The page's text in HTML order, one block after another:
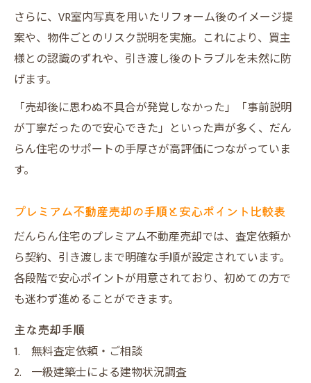
さらに、VR室内写真を用いたリフォーム後のイメージ提
案や、物件ごとのリスク説明を実施。これにより、買主
様との認識のずれや、引き渡し後のトラブルを未然に防
げます。
「売却後に思わぬ不具合が発覚しなかった」「事前説明
が丁寧だったので安心できた」といった声が多く、だん
らん住宅のサポートの手厚さが高評価につながっていま
す。
プレミアム不動産売却の手順と安心ポイント比較表
だんらん住宅のプレミアム不動産売却では、査定依頼か
ら契約、引き渡しまで明確な手順が設定されています。
各段階で安心ポイントが用意されており、初めての方で
も迷わず進めることができます。
主な売却手順
無料査定依頼・ご相談
一級建築士による建物状況調査